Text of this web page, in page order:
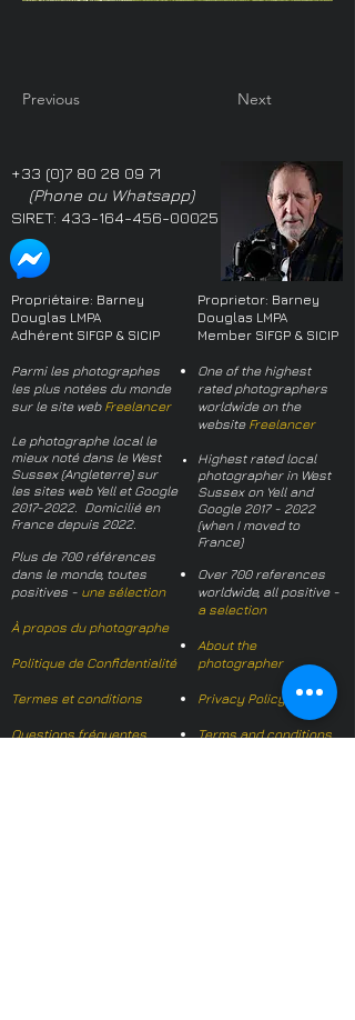
Previous Next
+33 (0)7 80 28 09 71
(Phone ou Whatsapp)
SIRET: 433-164-456-00025
Propriétaire: Barney
Douglas LMPA
Adhérent SIFGP & SICIP
Parmi les photographes
les plus notées du monde
sur le site web Freelancer
Le photographe local le
mieux noté dans le West
Sussex (Angleterre) sur
les sites web Yell et Google
2017-2022. Domicilié en
France depuis 2022.
Plus de 700 références
dans le monde, toutes
positives - une sélection
À propos du photographe
Politique de Confidentialité
Termes et conditions
Questions fréquentes
Proprietor: Barney
Douglas LMPA
Member SIFGP & SICIP
One of the highest
rated photographers
worldwide on the
website Freelancer
Highest rated local
photographer in West
Sussex on Yell and
Google 2017 - 2022
(when I moved to
France)
Over 700 references
worldwide, all positive -
a selection
About the
photographer
Privacy Policy
Terms and conditions